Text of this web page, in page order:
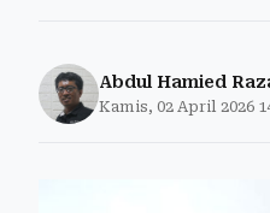
Abdul Hamied
Kamis, 02 April 2026